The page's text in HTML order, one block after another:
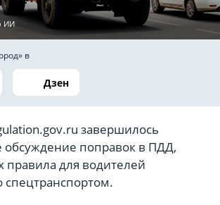
ИИ
в
Дзен
завершилось
обсуждение поправок в ПДД,
для водителей
спецтранспортом.